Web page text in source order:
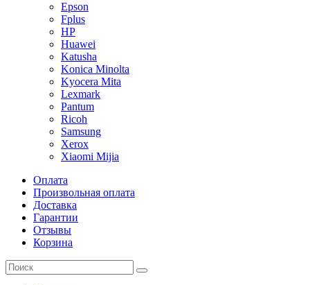
Epson
Fplus
HP
Huawei
Katusha
Konica Minolta
Kyocera Mita
Lexmark
Pantum
Ricoh
Samsung
Xerox
Xiaomi Mijia
Оплата
Произвольная оплата
Доставка
Гарантии
Отзывы
Корзина